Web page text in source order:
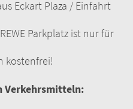
Eckart Plaza / Einfahrt
Parkplatz ist nur für
kostenfrei!
Verkehrsmitteln: